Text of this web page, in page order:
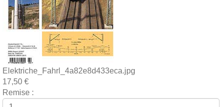
Elektriche_Fahrl_4a82e8d433eca.jpg
17,50 €
Remise :